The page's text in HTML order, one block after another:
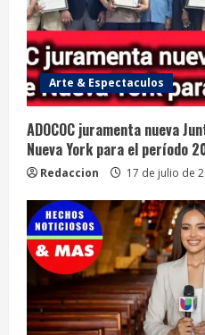
Arte & Espectaculos
ADOCOC juramenta nueva
Nueva York para el período
Redaccion 17 de julio de